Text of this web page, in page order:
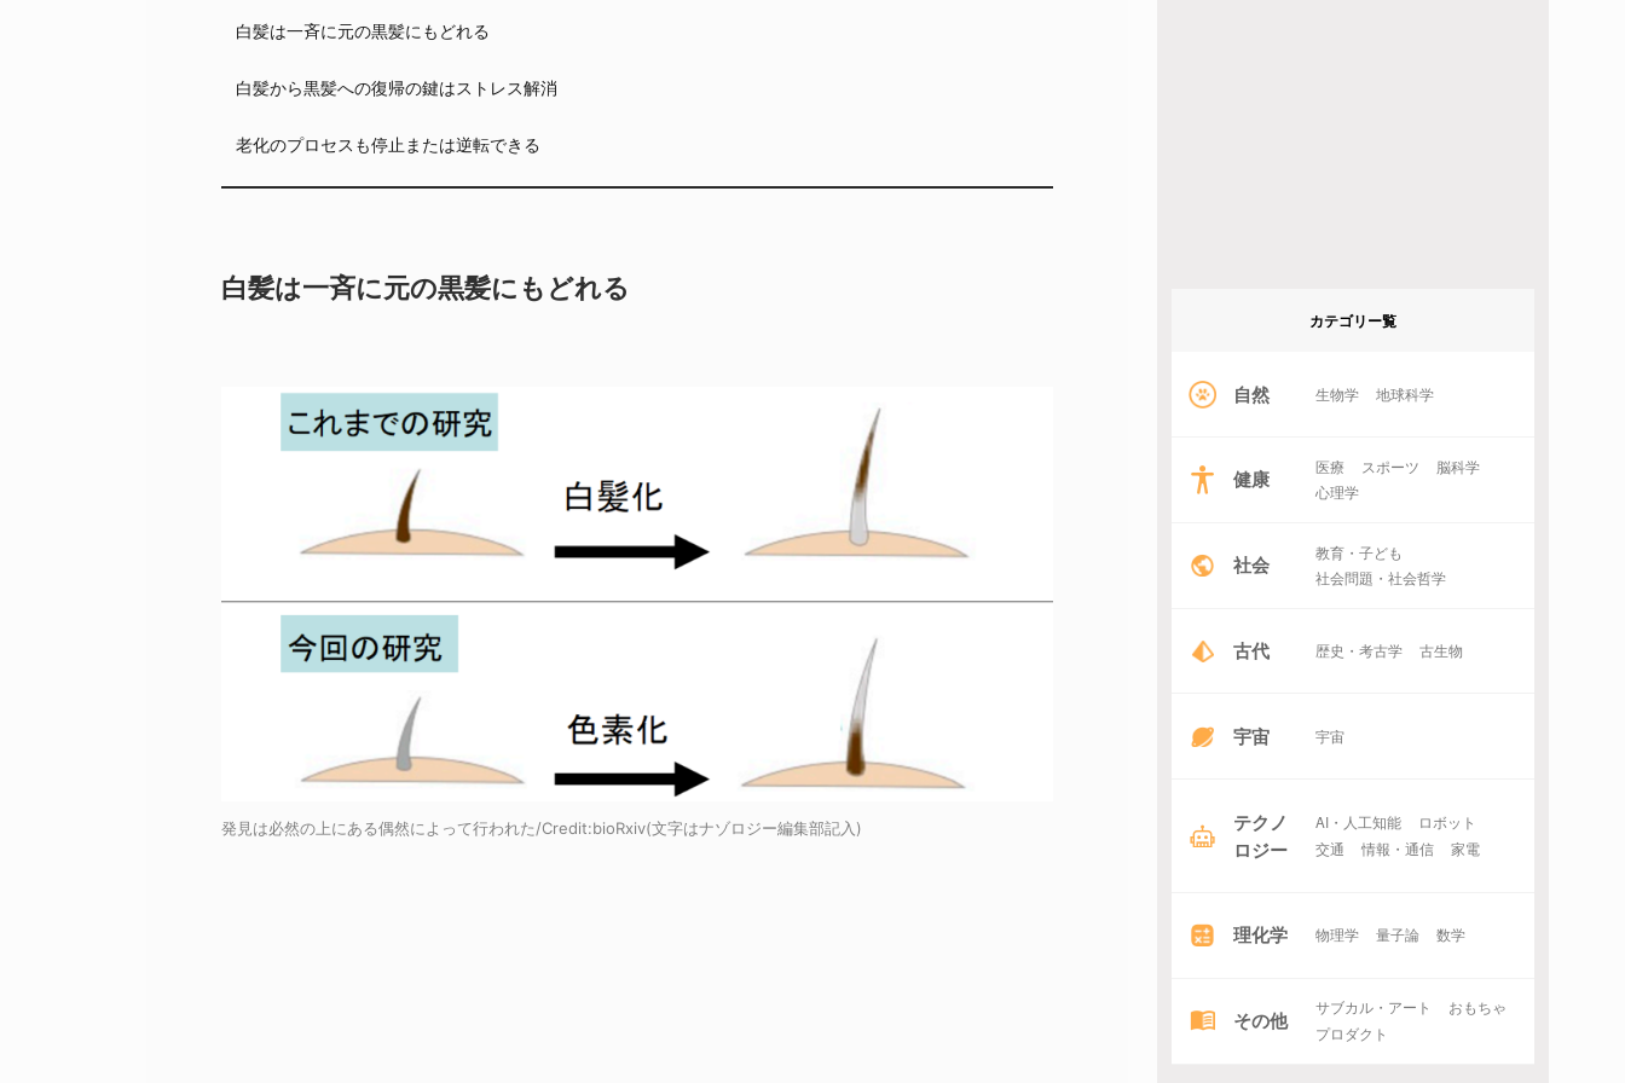
白髪は一斉に元の黒髪にもどれる
白髪から黒髪への復帰の鍵はストレス解消
老化のプロセスも停止または逆転できる
白髪は一斉に元の黒髪にもどれる
発見は必然の上にある偶然によって行われた/Credit:bioRxiv(文字はナゾロジー編集部記入)
カテゴリー覧
自然 生物学 地球科学
健康 医療 スポーツ
脳科学
心理学
社会
教育・子ども
社会問題・社会哲学
古代 歴史・考古学 古生物
宇宙 宇宙
テクノ
ロジー
AI・人工知能
ロボット
交通
情報・通信 家電
理化学 物理学 量子論 数学
その他 サブカル・アート
おもちゃ
プロダクト